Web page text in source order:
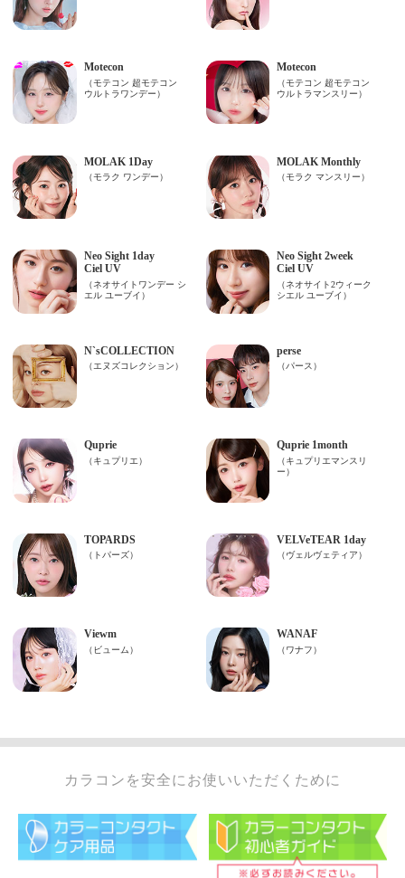
カラコンを安全にお使いいただくために